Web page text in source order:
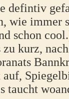
defintiv
wie immer
schon
kurz,
taucht